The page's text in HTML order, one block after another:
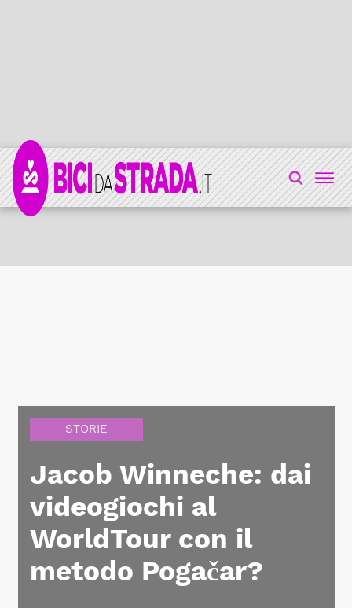
STORIE
Jacob Winneche: dai
videogiochi al
WorldTour con il
metodo Pogačar?